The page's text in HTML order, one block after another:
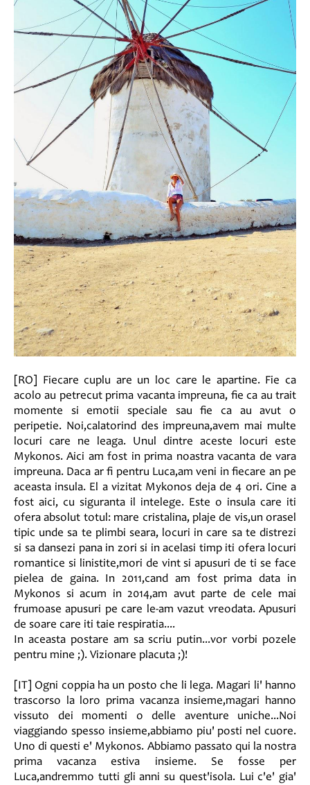
[RO] Fiecare cuplu are un loc care le apartine. Fie ca
acolo au petrecut prima vacanta impreuna, fie ca au trait
momente si emotii speciale sau fie ca au avut o
peripetie. Noi,calatorind des impreuna,avem mai multe
locuri care ne leaga. Unul dintre aceste locuri este
Mykonos. Aici am fost in prima noastra vacanta de vara
impreuna. Daca ar fi pentru Luca,am veni in fiecare an pe
aceasta insula. El a vizitat Mykonos deja de 4 ori. Cine a
fost aici, cu siguranta il intelege. Este o insula care iti
ofera absolut totul: mare cristalina, plaje de vis,un orasel
tipic unde sa te plimbi seara, locuri in care sa te distrezi
si sa dansezi pana in zori si in acelasi timp iti ofera locuri
romantice si linistite,mori de vint si apusuri de ti se face
pielea de gaina. In 2011,cand am fost prima data in
Mykonos si acum in 2014,am avut parte de cele mai
frumoase apusuri pe care le-am vazut vreodata. Apusuri
de soare care iti taie respiratia....
In aceasta postare am sa scriu putin...vor vorbi pozele
pentru mine ;). Vizionare placuta ;)!
[IT] Ogni coppia ha un posto che li lega. Magari li' hanno
trascorso la loro prima vacanza insieme,magari hanno
vissuto dei momenti o delle aventure uniche...Noi
viaggiando spesso insieme,abbiamo piu' posti nel cuore.
Uno di questi e' Mykonos. Abbiamo passato qui la nostra
prima vacanza estiva insieme. Se fosse per
Luca,andremmo tutti gli anni su quest'isola. Lui c'e' gia'